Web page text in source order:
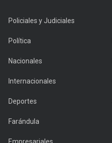
Policiales y Judiciales
Política
Nacionales
Internacionales
Deportes
Farándula